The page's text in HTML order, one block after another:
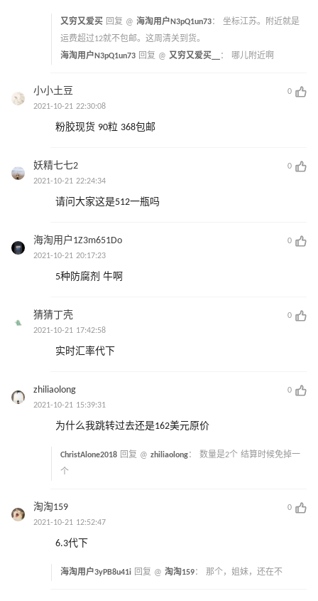
又穷又爱买 回复 @ 海淘用户N3pQ1un73： 坐标江苏。附近就是
运费超过12就不包邮。这周清关到货。
海淘用户N3pQ1un73 回复 @ 又穷又爱买__ ： 哪儿附近啊
小小土豆
0
2021-10-21 22:30:08
粉胶现货 90粒 368包邮
妖精七七2
0
2021-10-21 22:24:34
请问大家这是512一瓶吗
海淘用户1Z3m651Do
0
2021-10-21 20:17:23
5种防腐剂 牛啊
猜猜丁壳
0
2021-10-21 17:42:58
实时汇率代下
zhiliaolong
0
2021-10-21 15:39:31
为什么我跳转过去还是162美元原价
ChristAlone2018 回复 @ zhiliaolong： 数量是2个 结算时候免掉一
个
淘淘159
0
2021-10-21 12:52:47
6.3代下
海淘用户3yPB8u41i 回复 @ 淘淘159： 那个，姐妹，还在不